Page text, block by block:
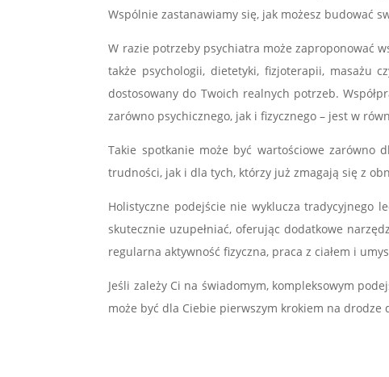
Wspólnie zastanawiamy się, jak możesz budować
W razie potrzeby psychiatra może zaproponować
także psychologii, dietetyki, fizjoterapii, masażu
dostosowany do Twoich realnych potrzeb.
zarówno psychicznego, jak i fizycznego – jest w
Takie spotkanie może być wartościowe zarówno
trudności, jak i dla tych, którzy już zmagają się z
Holistyczne podejście nie wyklucza tradycyjnego
skutecznie uzupełniać, oferując dodatkowe
regularna aktywność fizyczna, praca z ciałem i
Jeśli zależy Ci na świadomym, kompleksowym
może być dla Ciebie pierwszym krokiem na drodze